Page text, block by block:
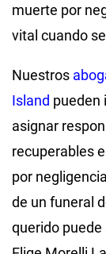
muerte por
vital cuando
Nuestros
Island pueden
asignar
recuperables
por
de un funeral
querido puede